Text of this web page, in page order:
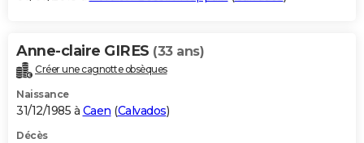
Anne-claire GIRES (33 ans)
Créer une cagnotte obsèques
Naissance
31/12/1985 à Caen (Calvados)
Décès